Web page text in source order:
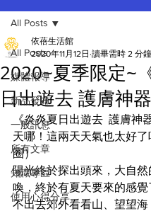
All Posts
媒體報導
新品發布
一般訊息
所有文章
知識專區
使用心得分享
All Posts
2020~夏季限定~
日出遊去 護膚神
依蓓生活館
2020年11月12日 讀畢需時 2 分鐘
《炎炎夏日出遊去  護膚神
天哪！這兩天天氣也太好了
圈）
陽光終於探出頭來，大自然
喚，終於有夏天要來的感
不出去郊外看看山、望望